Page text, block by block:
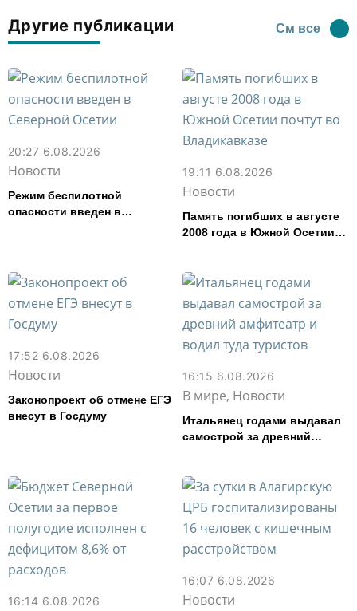
Другие публикации См все
20:27 6.08.2026
Новости
Режим беспилотной
опасности введен в
19:11 6.08.2026
Новости
Память погибших в августе
2008 года в Южной Осетии
17:52 6.08.2026
Новости
Законопроект об отмене ЕГЭ
внесут в Госдуму
16:15 6.08.2026
В мире, Новости
Итальянец годами выдавал
самострой за древний
16:14 6.08.2026
16:07 6.08.2026
Новости